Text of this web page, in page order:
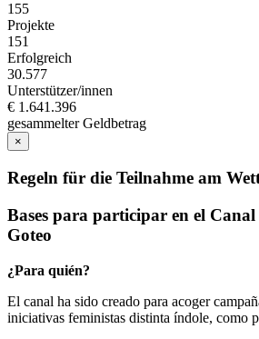
155
Projekte
151
Erfolgreich
30.577
Unterstützer/innen
€ 1.641.396
gesammelter Geldbetrag
×
Regeln für die Teilnahme am
Bases para participar en el
Goteo
¿Para quién?
El canal ha sido creado para acoger
iniciativas feministas distinta índole, como